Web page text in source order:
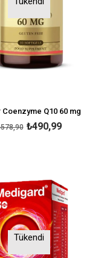
Coenzyme Q10 60 mg
₺490,99
Tükendi